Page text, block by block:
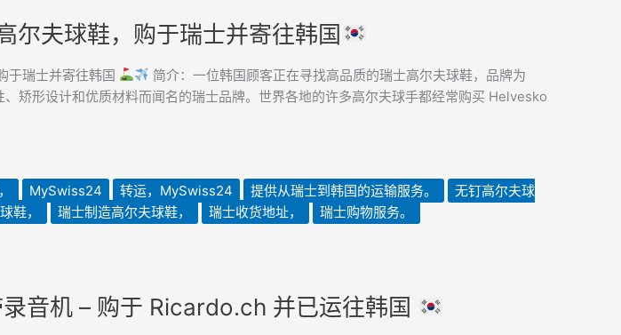
尔夫球鞋，购于瑞士并寄往韩国
于瑞士并寄往韩国
简介：一位韩国顾客正在寻找高品质的瑞士高尔夫球鞋，品牌为
矫形设计和优质材料而闻名的瑞士品牌。世界各地的许多高尔夫球手都经常购买 Helvesko
MySwiss24 转运，MySwiss24 提供从瑞士到韩国的运输服务。
无钉高尔夫球
鞋， 瑞士制造高尔夫球鞋， 瑞士收货地址，
瑞士购物服务。
音机 – 购于 Ricardo.ch 并已运往韩国